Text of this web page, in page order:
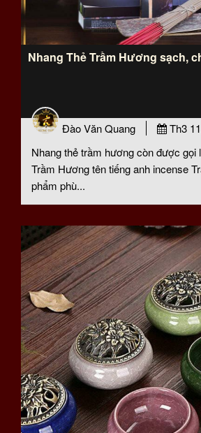
Nhang Thẻ Trầm Hương sạch,
Đào Văn Quang
Th3
Nhang thẻ trầm hương còn được gọi
Trầm Hương tên tiếng anh incense
phẩm phù...